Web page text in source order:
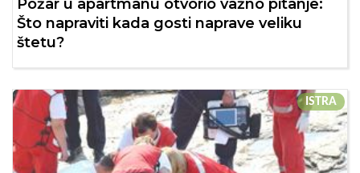
Požar u apartmanu otvorio važno pitanje:
Što napraviti kada gosti naprave veliku
štetu?
ISTRA